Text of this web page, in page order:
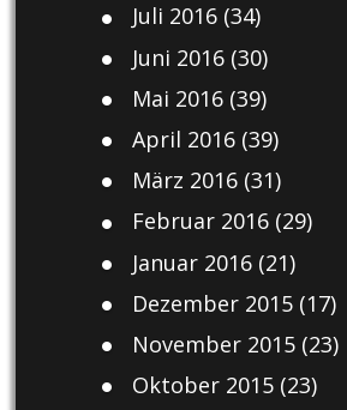
Juli 2016(34)
Juni 2016(30)
Mai 2016(39)
April 2016(39)
März 2016(31)
Februar 2016(29)
Januar 2016(21)
Dezember 2015(17)
November 2015(23)
Oktober 2015(23)